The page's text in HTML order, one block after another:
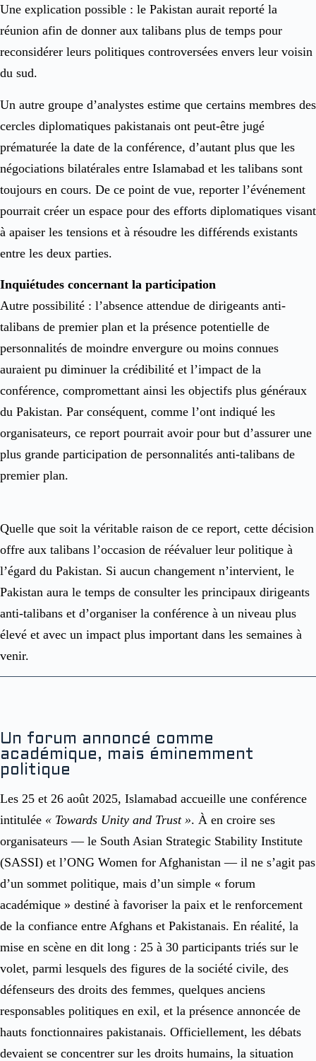
Une explication possible : le Pakistan aurait reporté la
réunion afin de donner aux talibans plus de temps pour
reconsidérer leurs politiques controversées envers leur voisin
du sud.
Un autre groupe d’analystes estime que certains membres des
cercles diplomatiques pakistanais ont peut-être jugé
prématurée la date de la conférence, d’autant plus que les
négociations bilatérales entre Islamabad et les talibans sont
toujours en cours. De ce point de vue, reporter l’événement
pourrait créer un espace pour des efforts diplomatiques visant
à apaiser les tensions et à résoudre les différends existants
entre les deux parties.
Inquiétudes concernant la participation
Autre possibilité : l’absence attendue de dirigeants anti-
talibans de premier plan et la présence potentielle de
personnalités de moindre envergure ou moins connues
auraient pu diminuer la crédibilité et l’impact de la
conférence, compromettant ainsi les objectifs plus généraux
du Pakistan. Par conséquent, comme l’ont indiqué les
organisateurs, ce report pourrait avoir pour but d’assurer une
plus grande participation de personnalités anti-talibans de
premier plan.
Quelle que soit la véritable raison de ce report, cette décision
offre aux talibans l’occasion de réévaluer leur politique à
l’égard du Pakistan. Si aucun changement n’intervient, le
Pakistan aura le temps de consulter les principaux dirigeants
anti-talibans et d’organiser la conférence à un niveau plus
élevé et avec un impact plus important dans les semaines à
venir.
Un forum annoncé comme
académique, mais éminemment
politique
Les 25 et 26 août 2025, Islamabad accueille une conférence
intitulée « Towards Unity and Trust ». À en croire ses
organisateurs — le South Asian Strategic Stability Institute
(SASSI) et l’ONG Women for Afghanistan — il ne s’agit pas
d’un sommet politique, mais d’un simple « forum
académique » destiné à favoriser la paix et le renforcement
de la confiance entre Afghans et Pakistanais. En réalité, la
mise en scène en dit long : 25 à 30 participants triés sur le
volet, parmi lesquels des figures de la société civile, des
défenseurs des droits des femmes, quelques anciens
responsables politiques en exil, et la présence annoncée de
hauts fonctionnaires pakistanais. Officiellement, les débats
devaient se concentrer sur les droits humains, la situation